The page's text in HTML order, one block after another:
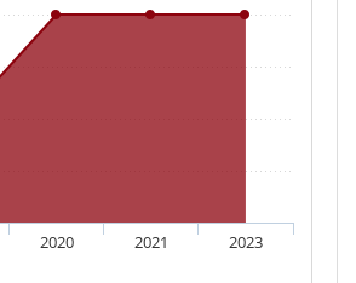
2020 2021 2023